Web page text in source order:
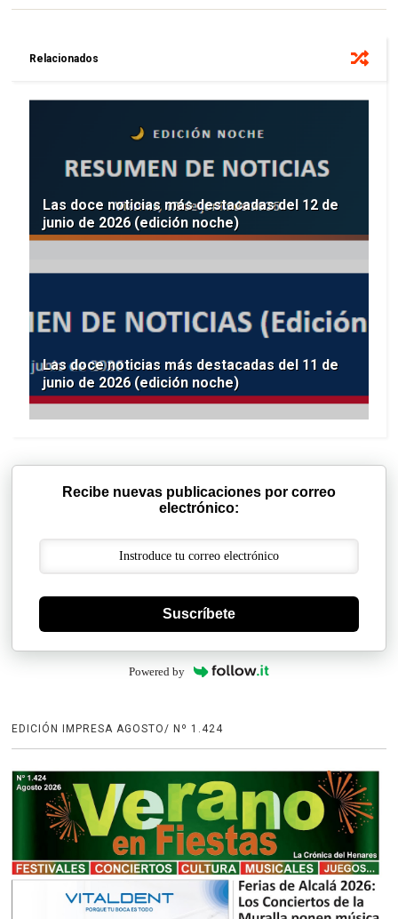
Relacionados
Las doce noticias más destacadas del 12 de
junio de 2026 (edición noche)
Las doce noticias más destacadas del 11 de
junio de 2026 (edición noche)
Recibe nuevas publicaciones por correo
electrónico:
Suscríbete
Powered by
EDICIÓN IMPRESA AGOSTO/ Nº 1.424